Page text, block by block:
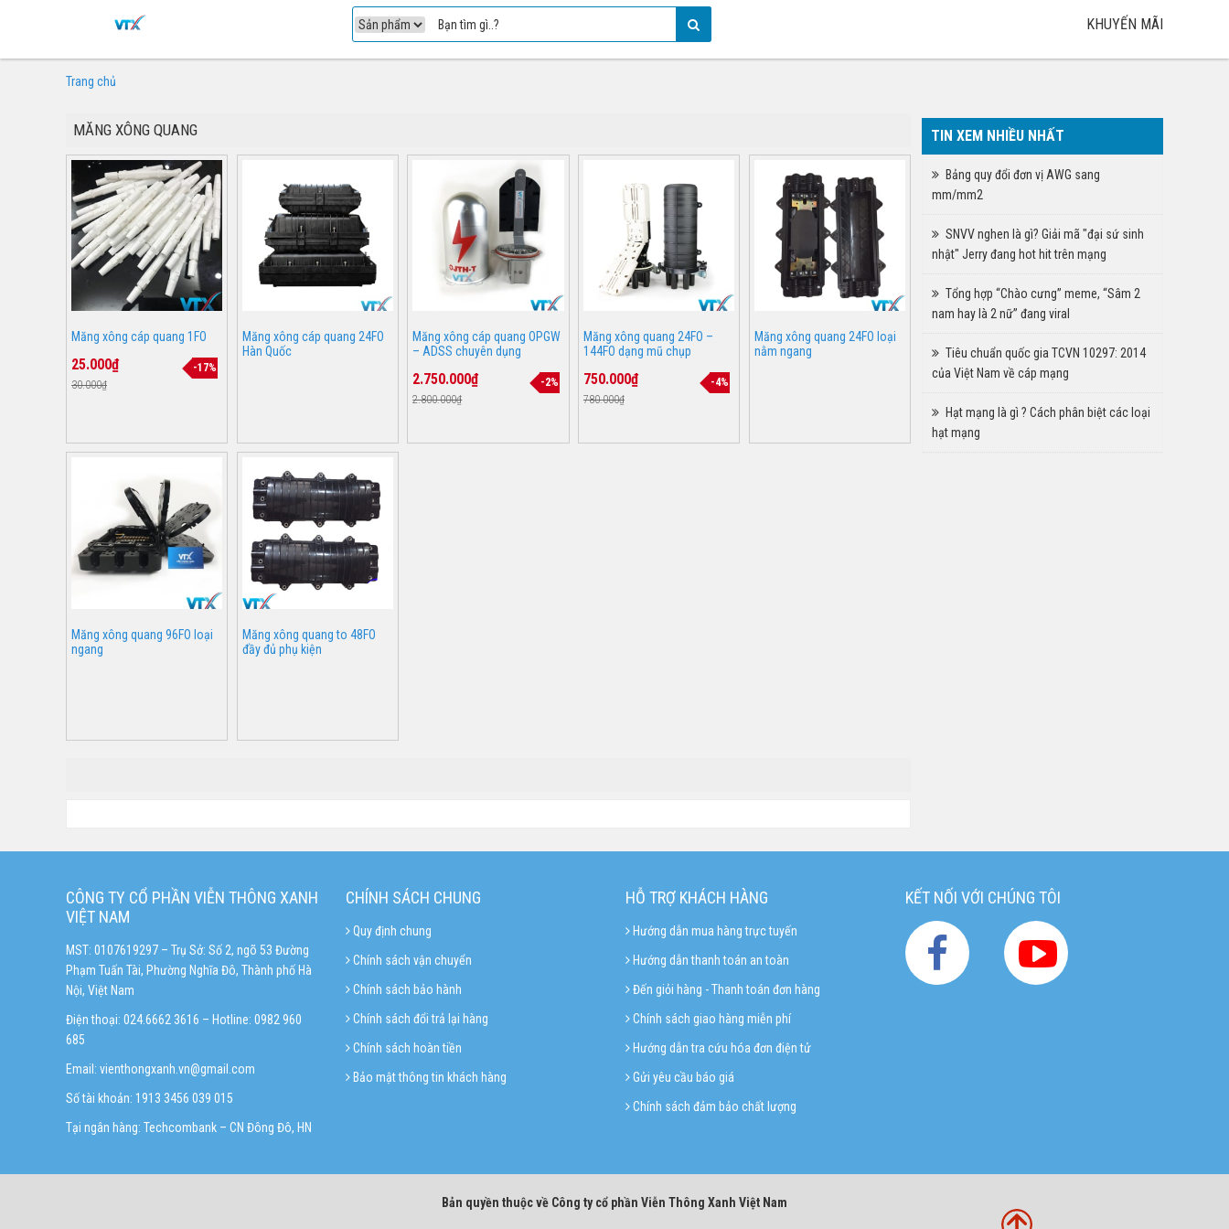
KHUYẾN MÃI
Trang chủ
MĂNG XÔNG QUANG
Măng xông cáp quang 1FO
25.000₫
30.000₫
-17%
Măng xông cáp quang 24FO
Hàn Quốc
Măng xông cáp quang OPGW
– ADSS chuyên dụng
2.750.000₫
2.800.000₫
-2%
Măng xông quang 24FO –
144FO dạng mũ chụp
750.000₫
780.000₫
-4%
Măng xông quang 24FO loại
nằm ngang
Măng xông quang 96FO loại
ngang
Măng xông quang to 48FO
đầy đủ phụ kiện
TIN XEM NHIỀU NHẤT
Bảng quy đổi đơn vị AWG sang
mm/mm2
SNVV nghen là gì? Giải mã "đại sứ sinh
nhật" Jerry đang hot hit trên mạng
Tổng hợp “Chào cưng” meme, “Sâm 2
nam hay là 2 nữ” đang viral
Tiêu chuẩn quốc gia TCVN 10297: 2014
của Việt Nam về cáp mạng
Hạt mạng là gì ? Cách phân biệt các loại
hạt mạng
CÔNG TY CỔ PHẦN VIỄN THÔNG XANH
VIỆT NAM
MST: 0107619297 – Trụ Sở: Số 2, ngõ 53 Đường
Phạm Tuấn Tài, Phường Nghĩa Đô, Thành phố Hà
Nội, Việt Nam
Điện thoại: 024.6662 3616 – Hotline: 0982 960
685
Email: vienthongxanh.vn@gmail.com
Số tài khoản: 1913 3456 039 015
Tại ngân hàng: Techcombank – CN Đông Đô, HN
CHÍNH SÁCH CHUNG
Quy định chung
Chính sách vận chuyển
Chính sách bảo hành
Chính sách đổi trả lại hàng
Chính sách hoàn tiền
Bảo mật thông tin khách hàng
HỖ TRỢ KHÁCH HÀNG
Hướng dẫn mua hàng trực tuyến
Hướng dẫn thanh toán an toàn
Đến giỏi hàng - Thanh toán đơn hàng
Chính sách giao hàng miễn phí
Hướng dẫn tra cứu hóa đơn điện tử
Gửi yêu cầu báo giá
Chính sách đảm bảo chất lượng
KẾT NỐI VỚI CHÚNG TÔI
Bản quyền thuộc về Công ty cổ phần Viễn Thông Xanh Việt Nam